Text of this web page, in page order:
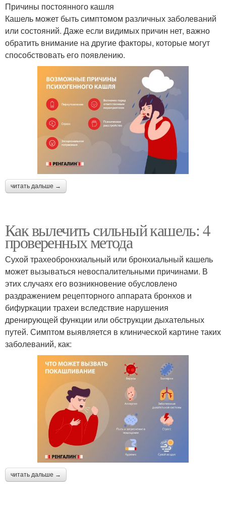
Причины постоянного кашля
Кашель может быть симптомом различных заболеваний
или состояний. Даже если видимых причин нет, важно
обратить внимание на другие факторы, которые могут
способствовать его появлению.
читать дальше →
Как вылечить сильный кашель: 4
проверенных метода
Сухой трахеобронхиальный или бронхиальный кашель
может вызываться невоспалительными причинами. В
этих случаях его возникновение обусловлено
раздражением рецепторного аппарата бронхов и
бифуркации трахеи вследствие нарушения
дренирующей функции или обструкции дыхательных
путей. Симптом выявляется в клинической картине таких
заболеваний, как:
читать дальше →